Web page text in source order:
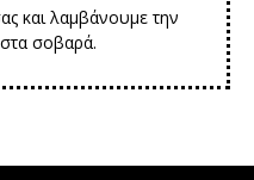
και λαμβάνουμε την
σοβαρά.